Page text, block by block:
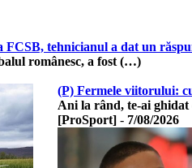
tehnicianul a dat un
românesc, a fost (…)
(P) Fermele viitorului:
Ani la rând, te-ai
[ProSport] - 7/08/2026